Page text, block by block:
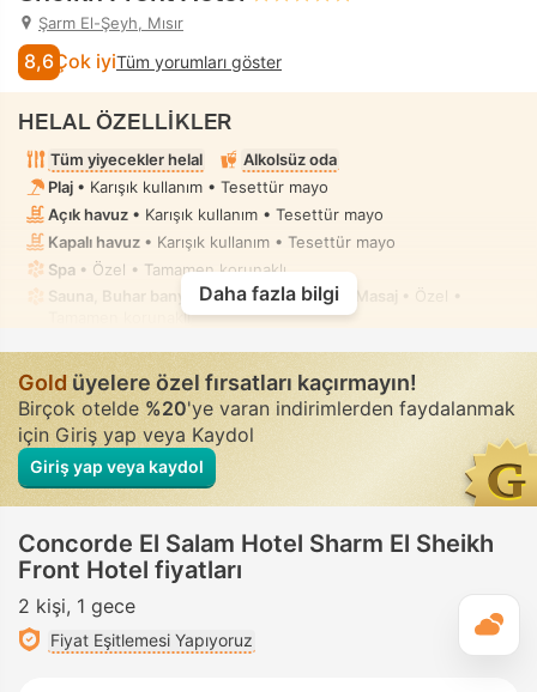
Şarm El-Şeyh, Mısır
8,6 Çok iyiTüm yorumları göster
HELAL ÖZELLİKLER
Tüm yiyecekler helal
Alkolsüz oda
Plaj • Karışık kullanım • Tesettür mayo
Açık havuz • Karışık kullanım • Tesettür mayo
Kapalı havuz • Karışık kullanım • Tesettür mayo
Spa • Özel • Tamamen korunaklı
Sauna, Buhar banyosu, Spa küveti/jakuzi, Masaj
• Özel •
Tamamen korunaklı
Daha fazla bilgi
Goldüyelere özel fırsatları kaçırmayın!
Birçok otelde%20'ye varan indirimlerden faydalanmak
için Giriş yap veya Kaydol
Giriş yap veya kaydol
Concorde El Salam Hotel Sharm El Sheikh
Front Hotel fiyatları
2 kişi 1 gece
Fiyat Eşitlemesi Yapıyoruz